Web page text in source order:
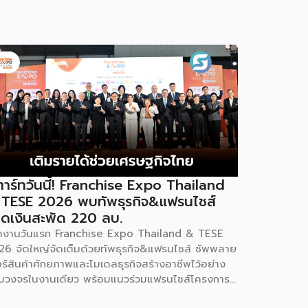
ร์ทวันนี้! Franchise Expo Thailand
2026 พบทัพธุรกิจ&แฟรนไชส์
เงินสะพัด 220 ลบ.
งานวันแรก Franchise Expo Thailand & TESE
จัดใหญ่จัดเต็มด้วยทัพธุรกิจ&แฟรนไชส์ ซัพพลาย
ร์สินค้าศักยภาพและโมเดลธุรกิจสร้างอาชีพไว้อย่าง
วงจรในงานเดียว พร้อมแนวร่วมแฟรนไชส์โครงการ